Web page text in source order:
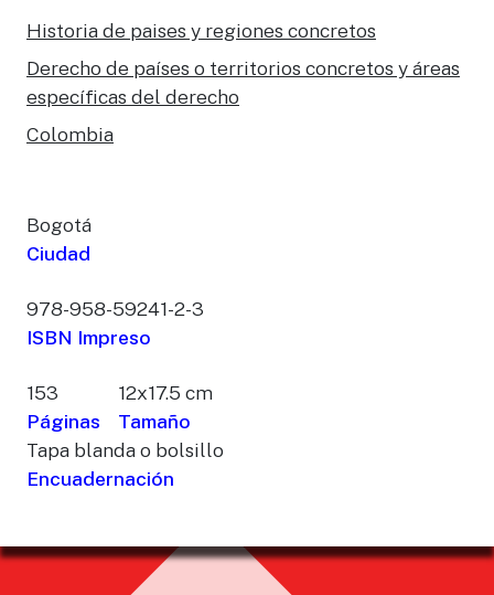
Historia de paises y regiones concretos
Derecho de países o territorios concretos y áreas
específicas del derecho
Colombia
Bogotá
Ciudad
978-958-59241-2-3
ISBN Impreso
153
Páginas
12x17.5 cm
Tamaño
Tapa blanda o bolsillo
Encuadernación